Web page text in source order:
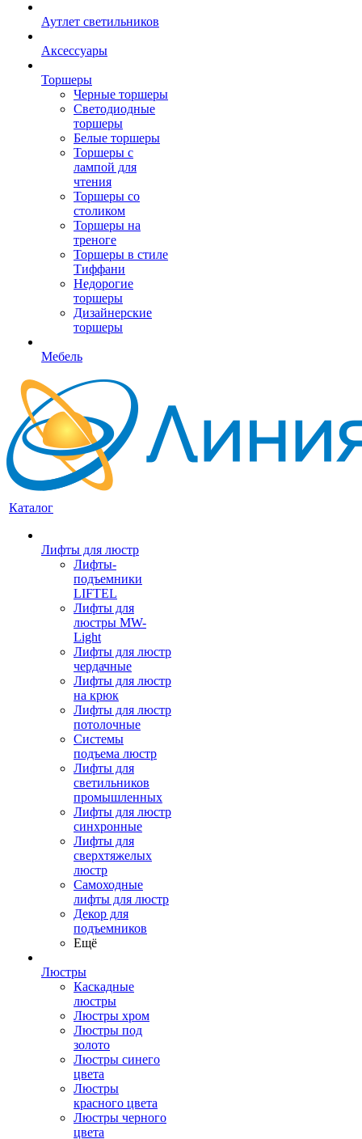
Аутлет светильников
Аксессуары
Торшеры
Черные торшеры
Светодиодные
торшеры
Белые торшеры
Торшеры с
лампой для
чтения
Торшеры со
столиком
Торшеры на
треноге
Торшеры в стиле
Тиффани
Недорогие
торшеры
Дизайнерские
торшеры
Мебель
Каталог
Лифты для люстр
Лифты-
подъемники
LIFTEL
Лифты для
люстры MW-
Light
Лифты для люстр
чердачные
Лифты для люстр
на крюк
Лифты для люстр
потолочные
Системы
подъема люстр
Лифты для
светильников
промышленных
Лифты для люстр
синхронные
Лифты для
сверхтяжелых
люстр
Самоходные
лифты для люстр
Декор для
подъемников
Ещё
Люстры
Каскадные
люстры
Люстры хром
Люстры под
золото
Люстры синего
цвета
Люстры
красного цвета
Люстры черного
цвета